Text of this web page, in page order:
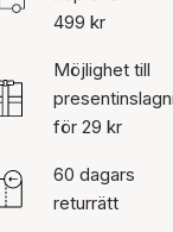
499 kr
Möjlighet till
för 29 kr
60 dagars
returrätt